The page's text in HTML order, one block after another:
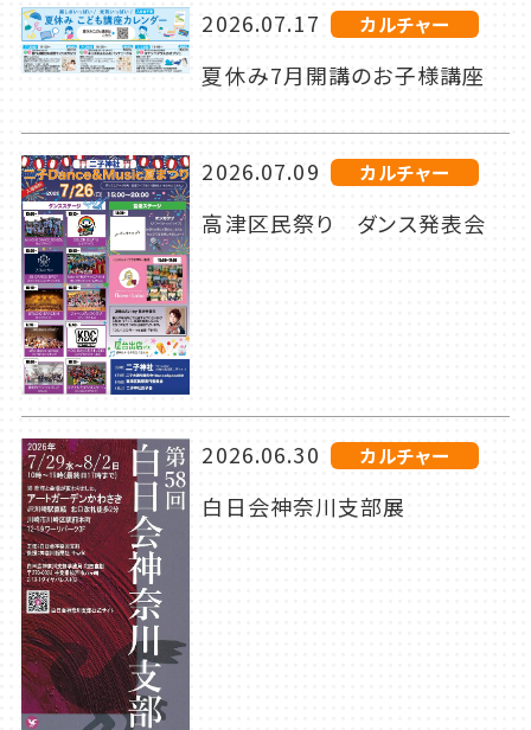
2026.07.17 カルチャー
夏休み7月開講のお子様講座
2026.07.09 カルチャー
高津区民祭り ダンス発表会
2026.06.30 カルチャー
白日会神奈川支部展